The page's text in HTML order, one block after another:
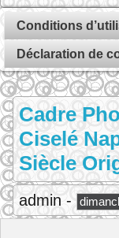
Conditions
Déclaration de
Cadre
Ciselé
Siècle
admin -